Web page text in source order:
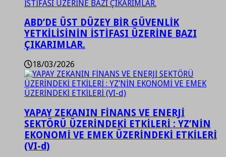
ABD’DE ÜST DÜZEY BİR GÜVENLİK
YETKİLİSİNİN İSTİFASI ÜZERİNE BAZI
ÇIKARIMLAR.
18/03/2026
YAPAY ZEKANIN FİNANS VE ENERJİ
SEKTÖRÜ ÜZERİNDEKİ ETKİLERİ : YZ’NİN
EKONOMİ VE EMEK ÜZERİNDEKİ ETKİLERİ
(VI-d)